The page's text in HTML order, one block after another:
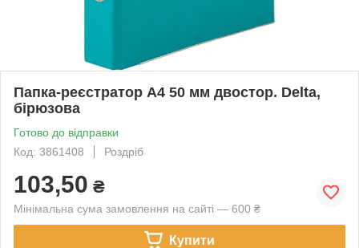
Папка-реєстратор А4 50 мм двостор. Delta,
бірюзова
Готово до відправки
Код: 3861408
Роздріб
103,50 ₴
Мінімальна сума замовлення на сайті — 600 ₴
Купити